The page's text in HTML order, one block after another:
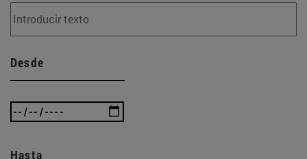
Desde
Hasta